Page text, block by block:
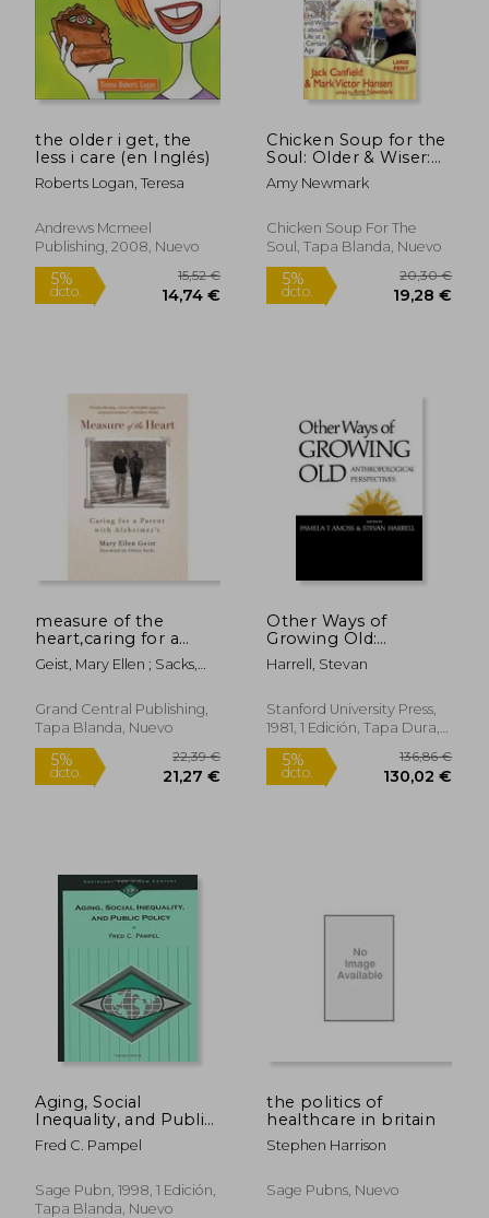
the older i get, the
less i care (en Inglés)
Roberts Logan, Teresa
Andrews Mcmeel
Publishing, 2008, Nuevo
dcto. 14,74 €
Chicken Soup for the
Soul: Older & Wiser:
Stories of Inspiration,
Humor, and Wisdom
Age (en Inglés)
Amy Newmark
Chicken Soup For The
Soul, Tapa Blanda, Nuevo
5%
measure of the
heart,caring for a
parent with
alzheimer´s (en
Geist, Mary Ellen ; Sacks,
Grand Central Publishing,
Tapa Blanda, Nuevo
Other Ways of
Growing Old:
Anthropological
Perspectives (en
Harrell, Stevan
Stanford University Press,
1981, 1 Edición, Tapa Dura,
Nuevo
Aging, Social
Inequality, and Public
Policy (Sociology for
a new Century Series)
Fred C. Pampel
Sage Pubn, 1998, 1 Edición,
Tapa Blanda, Nuevo
the politics of
healthcare in britain
Stephen Harrison
Sage Pubns, Nuevo